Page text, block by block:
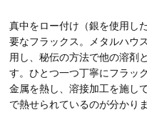
真中をロー付け（銀を使用し
要なフラックス。メタルハウ
用し、秘伝の方法で他の溶剤
す。ひとつ一つ丁寧にフラッ
金属を熱し、溶接加工を施し
で熱せられているのが分かり